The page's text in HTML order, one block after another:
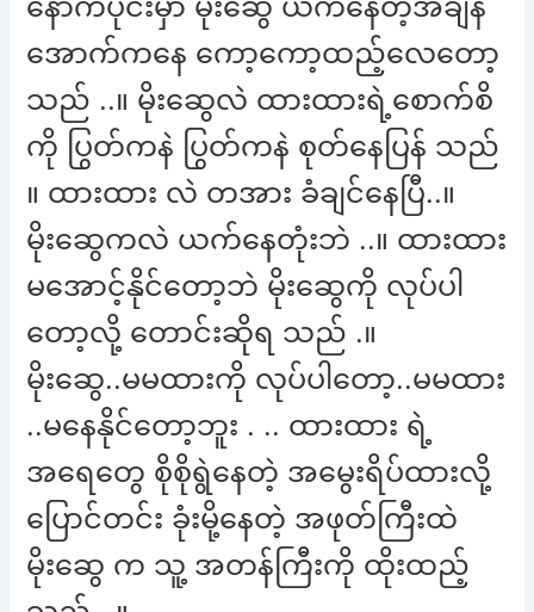
အောက်ကနေ ကော့ကော့ထည့်လေတော့
သည် ..။ မိုးဆွေလဲ ထားထားရဲ့စောက်စိ
ကို ပြွတ်ကနဲ ပြွတ်ကနဲ စုတ်နေပြန် သည်
။ ထားထား လဲ တအား ခံချင်နေပြီ..။
မိုးဆွေကလဲ ယက်နေတုံးဘဲ ..။ ထားထား
မအောင့်နိုင်တော့ဘဲ မိုးဆွေကို လုပ်ပါ
တော့လို့ တောင်းဆိုရ သည် .။
မိုးဆွေ..မမထားကို လုပ်ပါတော့..မမထား
..မနေနိုင်တော့ဘူး . .. ထားထား ရဲ့
အရေတွေ စိုစိုရွဲနေတဲ့ အမွေးရိပ်ထားလို့
ပြောင်တင်း ခုံးမို့နေတဲ့ အဖုတ်ကြီးထဲ
မိုးဆွေ က သူ့ အတန်ကြီးကို ထိုးထည့်